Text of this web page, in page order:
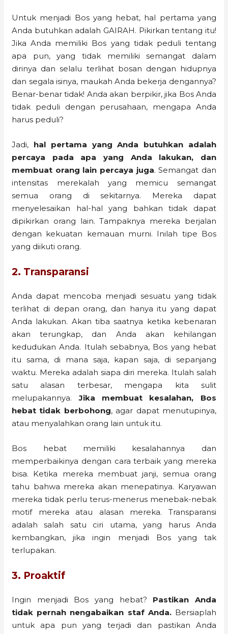
Untuk menjadi Bos yang hebat, hal pertama yang
Anda butuhkan adalah GAIRAH. Pikirkan tentang itu!
Jika Anda memiliki Bos yang tidak peduli tentang
apa pun, yang tidak memiliki semangat dalam
dirinya dan selalu terlihat bosan dengan hidupnya
dan segala isinya, maukah Anda bekerja dengannya?
Benar-benar tidak! Anda akan berpikir, jika Bos Anda
tidak peduli dengan perusahaan, mengapa Anda
harus peduli?
Jadi, hal pertama yang Anda butuhkan adalah
percaya pada apa yang Anda lakukan, dan
membuat orang lain percaya juga. Semangat dan
intensitas merekalah yang memicu semangat
semua orang di sekitarnya. Mereka dapat
menyelesaikan hal-hal yang bahkan tidak dapat
dipikirkan orang lain. Tampaknya mereka berjalan
dengan kekuatan kemauan murni. Inilah tipe Bos
yang diikuti orang.
2. Transparansi
Anda dapat mencoba menjadi sesuatu yang tidak
terlihat di depan orang, dan hanya itu yang dapat
Anda lakukan. Akan tiba saatnya ketika kebenaran
akan terungkap, dan Anda akan kehilangan
kedudukan Anda. Itulah sebabnya, Bos yang hebat
itu sama, di mana saja, kapan saja, di sepanjang
waktu. Mereka adalah siapa diri mereka. Itulah salah
satu alasan terbesar, mengapa kita sulit
melupakannya.Jika membuat kesalahan, Bos
hebat tidak berbohong, agar dapat menutupinya,
atau menyalahkan orang lain untuk itu.
Bos hebat memiliki kesalahannya dan
memperbaikinya dengan cara terbaik yang mereka
bisa. Ketika mereka membuat janji, semua orang
tahu bahwa mereka akan menepatinya. Karyawan
mereka tidak perlu terus-menerus menebak-nebak
motif mereka atau alasan mereka. Transparansi
adalah salah satu ciri utama, yang harus Anda
kembangkan, jika ingin menjadi Bos yang tak
terlupakan.
3. Proaktif
Ingin menjadi Bos yang hebat? Pastikan Anda
tidak pernah nengabaikan staf Anda.Bersiaplah
untuk apa pun yang terjadi dan pastikan Anda